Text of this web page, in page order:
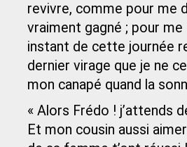
revivre, comme pour me
vraiment gagné ; pour
instant de cette journée
dernier virage que je ne
mon canapé quand la
« Alors Frédo ! j’attends
Et mon cousin aussi